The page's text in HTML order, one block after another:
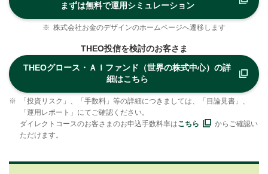
まずは無料で運用シミュレーション
※ 株式会社お金のデザインのホームページへ遷移します
THEO投信を検討のお客さま
THEOグロース・ＡＩファンド（世界の株式中心）の詳
細はこちら
※
「投資リスク」、「手数料」等の詳細につきましては、「目論見書」、
「運用レポート」にてご確認ください。
ダイレクトコースのお客さまのお申込手数料率はこちら
からご確認い
ただけます。